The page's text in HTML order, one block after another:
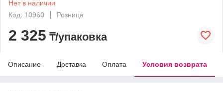
Нет в наличии
Код: 10960
Розница
2 325 ₸/упаковка
Описание Доставка Оплата Условия возврата